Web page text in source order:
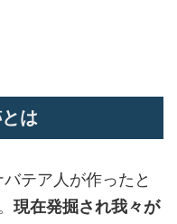
は
テア人が作ったと
現在発掘され我々が